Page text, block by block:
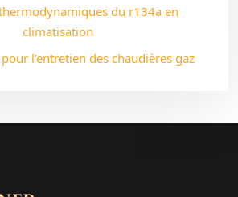
du r134a en
climatisation
l’entretien des chaudières gaz